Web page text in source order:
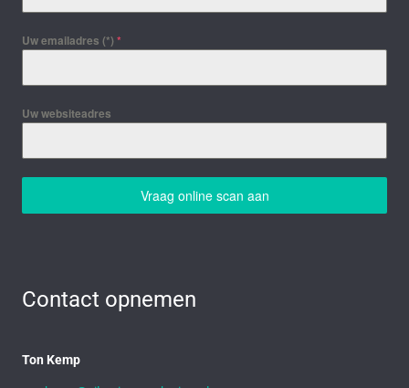
Uw emailadres (*) *
Uw websiteadres
Vraag online scan aan
Contact opnemen
Ton Kemp